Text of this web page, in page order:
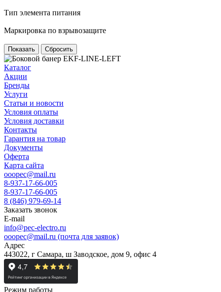
Тип элемента питания
Маркировка по взрывозащите
Сбросить
Каталог
Акции
Бренды
Услуги
Статьи и новости
Условия оплаты
Условия доставки
Контакты
Гарантия на товар
Документы
Оферта
Карта сайта
ooopec@mail.ru
8-937-17-66-005
8-937-17-66-005
8 (846) 979-69-14
Заказать звонок
E-mail
info@pec-electro.ru
ooopec@mail.ru (почта для заявок)
Адрес
443022, г Самара, ш Заводское, дом 9, офис 4
Режим работы